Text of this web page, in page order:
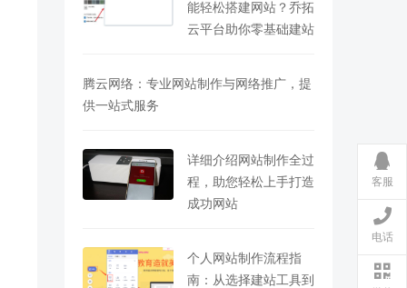
能轻松搭建网站？乔拓
云平台助你零基础建站
腾云网络：专业网站制作与网络推广，提
供一站式服务
详细介绍网站制作全过
程，助您轻松上手打造
成功网站
个人网站制作流程指
南：从选择建站工具到
客服
电话